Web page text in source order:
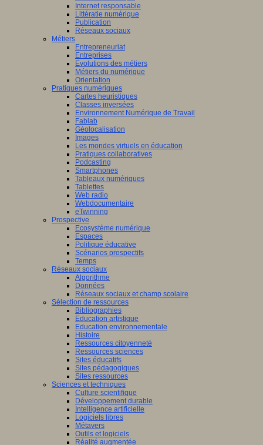
Internet responsable
Littératie numérique
Publication
Réseaux sociaux
Métiers
Entrepreneuriat
Entreprises
Evolutions des métiers
Métiers du numérique
Orientation
Pratiques numériques
Cartes heuristiques
Classes inversées
Environnement Numérique de Travail
Fablab
Géolocalisation
Images
Les mondes virtuels en éducation
Pratiques collaboratives
Podcasting
Smartphones
Tableaux numériques
Tablettes
Web radio
Webdocumentaire
eTwinning
Prospective
Ecosystème numérique
Espaces
Politique éducative
Scénarios prospectifs
Temps
Réseaux sociaux
Algorithme
Données
Réseaux sociaux et champ scolaire
Sélection de ressources
Bibliographies
Education artistique
Education environnementale
Histoire
Ressources citoyenneté
Ressources sciences
Sites éducatifs
Sites pédagogiques
Sites ressources
Sciences et techniques
Culture scientifique
Développement durable
Intelligence artificielle
Logiciels libres
Métavers
Outils et logiciels
Réalité augmentée